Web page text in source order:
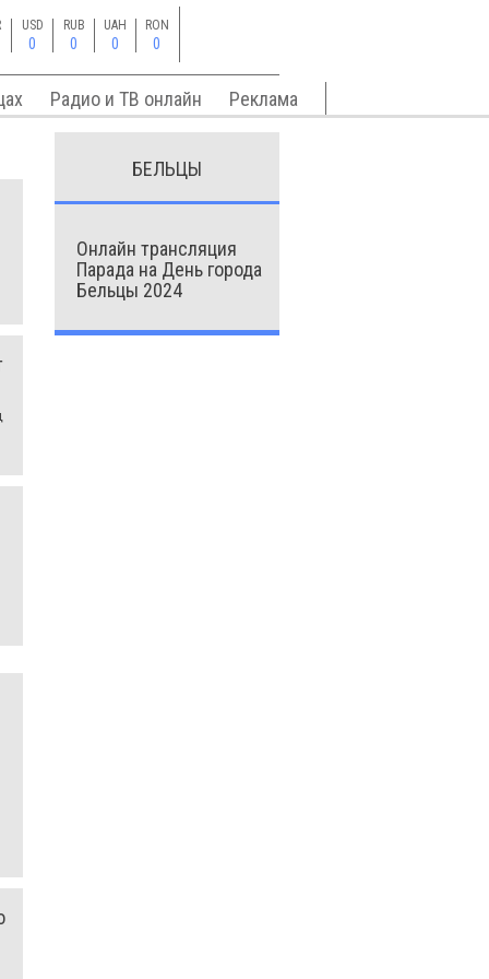
USD
0
RUB
0
UAH
0
RON
0
Радио и ТВ онлайн Реклама
БЕЛЬЦЫ
Онлайн трансляция
Парада на День города
Бельцы 2024